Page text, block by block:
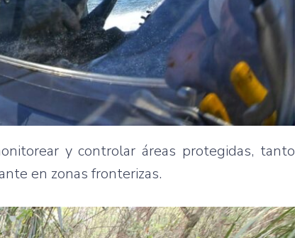
y controlar áreas protegidas, tanto
en zonas fronterizas.